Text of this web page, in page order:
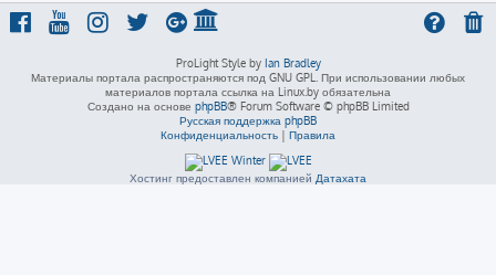
ProLight Style by Ian Bradley
Материалы портала распространяются под GNU GPL. При использовании любых
материалов портала ссылка на Linux.by обязательна
Создано на основе phpBB® Forum Software © phpBB Limited
Русская поддержка phpBB
Конфиденциальность | Правила
Хостинг предоставлен компанией Датахата